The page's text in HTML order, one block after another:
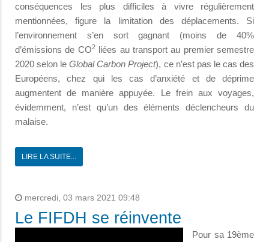
conséquences les plus difficiles à vivre régulièrement
mentionnées, figure la limitation des dé­placements. Si
l’environnement s’en sort gagnant (moins de 40%
d’émissions de CO2liées au transport au premier semestre
2020 selon leGlobal Carbon Project), ce n’est pas le cas des
Européens, chez qui les cas d’anxiété et de déprime
augmentent de manière appuyée. Le frein aux voyages,
évidemment, n’est qu’un des éléments déclencheurs du
malaise.
LIRE LA SUITE...
mercredi, 03 mars 2021 09:48
Le FIFDH se réinvente
Pour sa 19ème